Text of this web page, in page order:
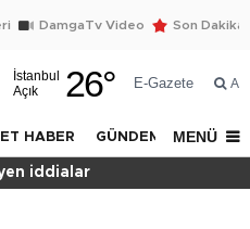
DamgaTv Video Son Dakika
İstanbul
Açık
26° E-Gazete Ara
HABER GÜNDEM DÜNYA
MENÜ